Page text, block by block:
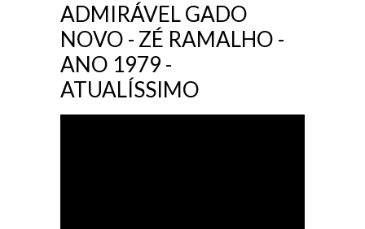
ADMIRÁVEL GADO
NOVO - ZÉ RAMALHO -
ANO 1979 -
ATUALÍSSIMO